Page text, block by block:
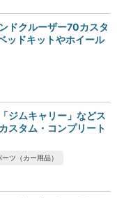
ドクルーザー70カスタ
ッドキットやホイール
ジムキャリー」などス
スタム・コンプリート
ツ（カー用品）